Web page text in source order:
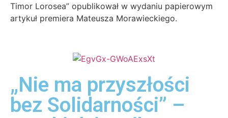
Timor Lorosea” opublikował w wydaniu papierowym
artykuł premiera Mateusza Morawieckiego.
„Nie ma przyszłości
bez Solidarności” –